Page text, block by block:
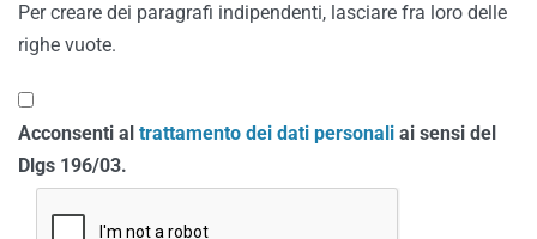
Per creare dei paragrafi indipendenti, lasciare fra loro delle
righe vuote.
Acconsenti al trattamento dei dati personali ai sensi del
Dlgs 196/03.